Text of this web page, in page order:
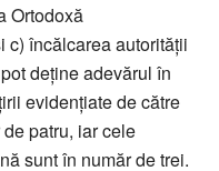
Ortodoxă
c) încălcarea autorității
deține adevărul în
evidențiate de către
patru, iar cele
sunt în număr de trei.